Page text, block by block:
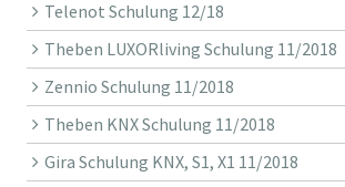
Telenot Schulung 12/18
Theben LUXORliving Schulung 11/2018
Zennio Schulung 11/2018
Theben KNX Schulung 11/2018
Gira Schulung KNX, S1, X1 11/2018